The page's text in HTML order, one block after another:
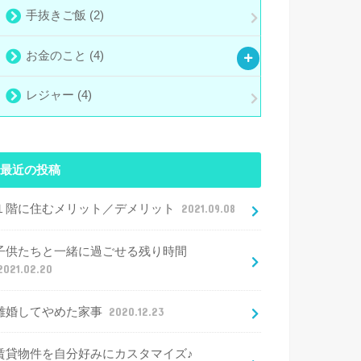
手抜きご飯 (2)
お金のこと (4)
レジャー (4)
最近の投稿
階に住むメリット／デメリット 2021.09.08
供たちと一緒に過ごせる残り時間
婚してやめた家事 2020.12.23
貸物件を自分好みにカスタマイズ♪